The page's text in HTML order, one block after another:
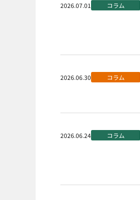
2026.07.01 コラム
2026.06.30 コラム
2026.06.24 コラム